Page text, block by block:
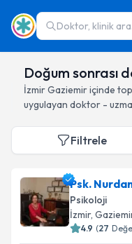
Doktor, klinik
Doğum sonrası
İzmirGaziemiriçinde
uygulayan doktor -
Filtrele
Psk.
Psikoloji
İzmir,
4.9 (27